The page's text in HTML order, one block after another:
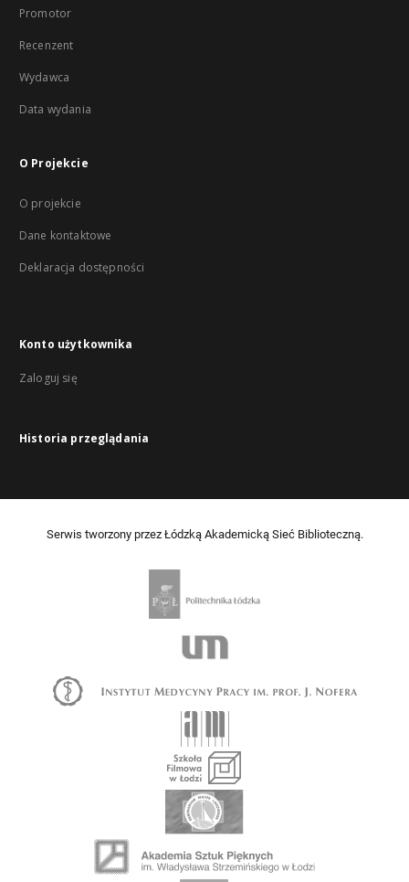
Promotor
Recenzent
Wydawca
Data wydania
O Projekcie
O projekcie
Dane kontaktowe
Deklaracja dostępności
Konto użytkownika
Zaloguj się
Historia przeglądania
Serwis tworzony przez Łódzką Akademicką Sieć Biblioteczną.